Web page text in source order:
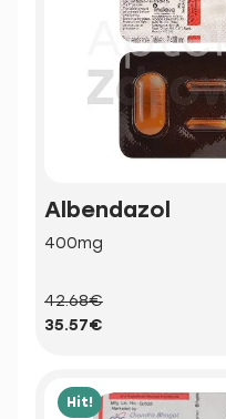
Albendazol
400mg
42.68€
35.57€
Hit!